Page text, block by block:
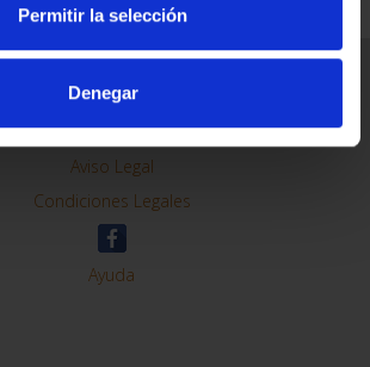
Permitir la selección
Denegar
Contacto
Preguntas Frequentes (FAQs)
Aviso Legal
Condiciones Legales
Ayuda